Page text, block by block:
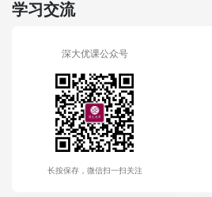
学习交流
深大优课公众号
长按保存，微信扫一扫关注